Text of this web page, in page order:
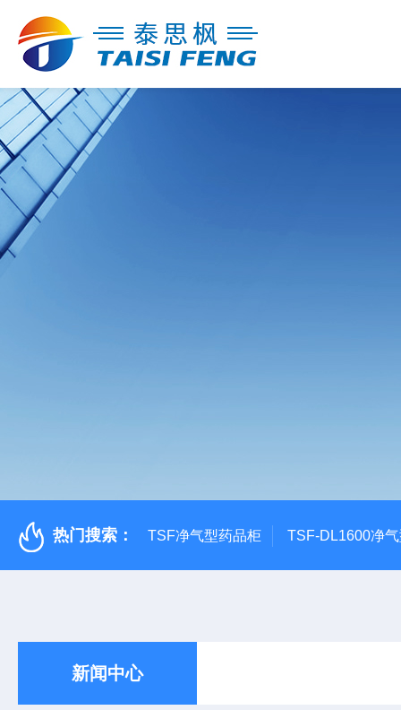
热门搜索： TSF净气型药品柜 TSF-DL1600净
新闻中心